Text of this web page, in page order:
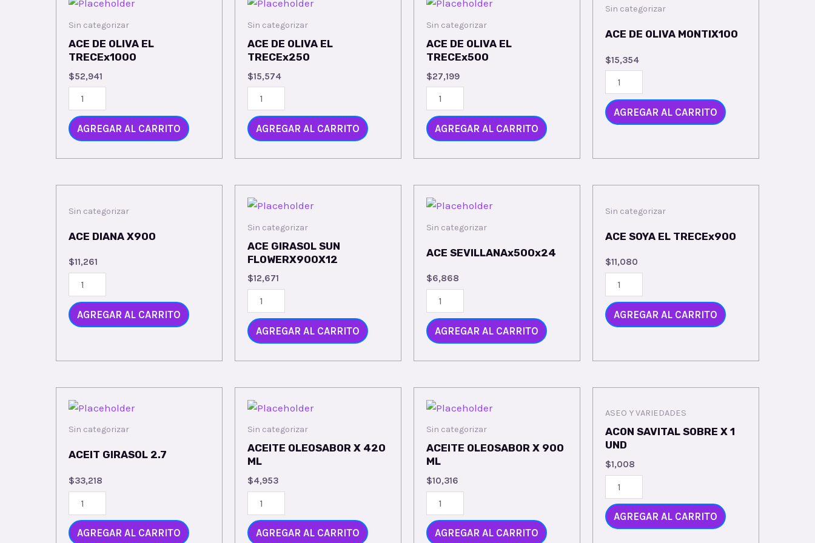
Sin categorizar
ACE DE OLIVA EL
TRECEx1000
$52,941
AGREGAR AL CARRITO
Sin categorizar
ACE DE OLIVA EL
TRECEx250
$15,574
AGREGAR AL CARRITO
Sin categorizar
ACE DE OLIVA EL
TRECEx500
$27,199
AGREGAR AL CARRITO
Sin categorizar
ACE DE OLIVA MONTIX100
$15,354
AGREGAR AL CARRITO
Sin categorizar
ACE DIANA X900
$11,261
AGREGAR AL CARRITO
Sin categorizar
ACE GIRASOL SUN
FLOWERX900X12
$12,671
AGREGAR AL CARRITO
Sin categorizar
ACE SEVILLANAx500x24
$6,868
AGREGAR AL CARRITO
Sin categorizar
ACE SOYA EL TRECEx900
$11,080
AGREGAR AL CARRITO
Sin categorizar
ACEIT GIRASOL 2.7
$33,218
AGREGAR AL CARRITO
Sin categorizar
ACEITE OLEOSABOR X 420
ML
$4,953
AGREGAR AL CARRITO
Sin categorizar
ACEITE OLEOSABOR X 900
ML
$10,316
AGREGAR AL CARRITO
ASEO Y VARIEDADES
ACON SAVITAL SOBRE X 1
UND
$1,008
AGREGAR AL CARRITO